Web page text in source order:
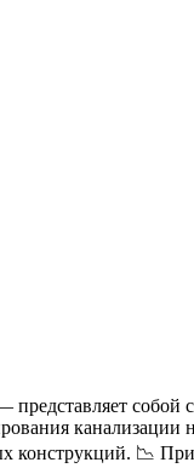
канализации
конструкций. 📉